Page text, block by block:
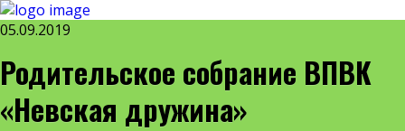
05.09.2019
Родительское собрание ВПВК
«Невская дружина»